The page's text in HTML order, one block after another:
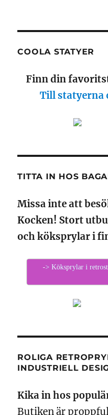
COOLA STATYER
Finn din
Till statyerna
TITTA IN HOS
Missa inte att
Kocken! Stort
och köksprylar i
-> Köksprylar i
ROLIGA
INDUSTRIELL
Kika in hos
Butiken är